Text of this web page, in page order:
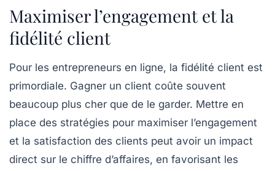
Maximiser l’engagement et la
fidélité client
Pour les entrepreneurs en ligne, la fidélité client est
primordiale. Gagner un client coûte souvent
beaucoup plus cher que de le garder. Mettre en
place des stratégies pour maximiser l’engagement
et la satisfaction des clients peut avoir un impact
direct sur le chiffre d’affaires, en favorisant les